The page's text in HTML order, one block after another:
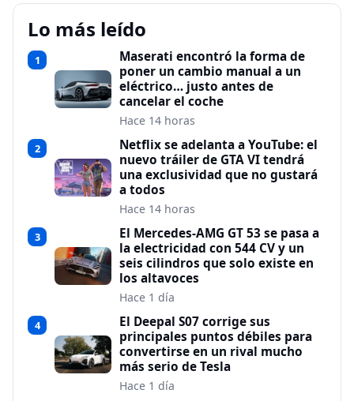
Lo más leído
1
Maserati encontró la forma de
poner un cambio manual a un
eléctrico… justo antes de
cancelar el coche
Hace 14 horas
2
Netflix se adelanta a YouTube: el
nuevo tráiler de GTA VI tendrá
una exclusividad que no gustará
a todos
Hace 14 horas
3
El Mercedes-AMG GT 53 se pasa a
la electricidad con 544 CV y un
seis cilindros que solo existe en
los altavoces
Hace 1 día
4
El Deepal S07 corrige sus
principales puntos débiles para
convertirse en un rival mucho
más serio de Tesla
Hace 1 día